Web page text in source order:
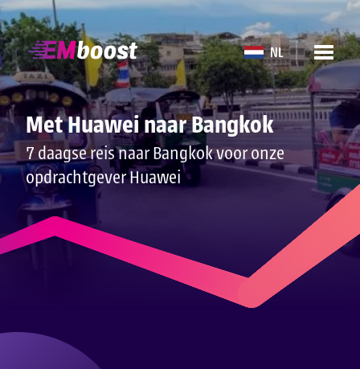
NL
Met Huawei naar Bangkok
7 daagse reis naar Bangkok voor onze
opdrachtgever Huawei